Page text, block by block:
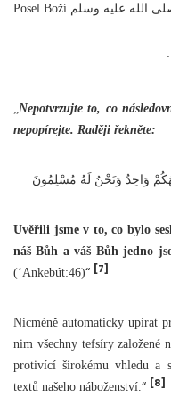
Nepotvrzujte to, co
nepopírejte. Raději řekněte:
وَاحِدٌ وَنَحْنُ لَهُ مُسْلِمُونَ
Uvěřili jsme v to, co bylo
náš Bůh a váš Bůh jedno
(‘Ankebút:46)“ [7]
Nicméně automaticky upírat
nim všechny tefsíry založené
protivící širokému vhledu a
textů našeho náboženství. “ [8]